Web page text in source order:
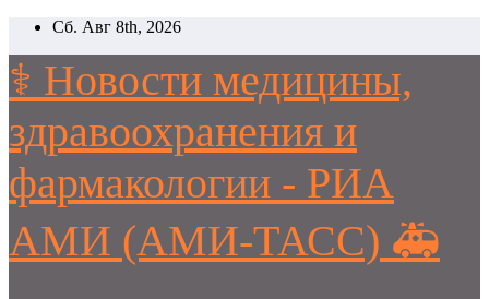
Перейти
содержимому
Сб. Авг 8th, 2026
⚕️ Новости медицины,
здравоохранения и
фармакологии - РИА
АМИ (АМИ-ТАСС) 🚑